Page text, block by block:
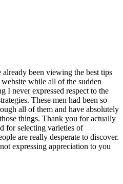
been viewing the best tips
while all of the sudden
I never expressed respect to the
These men had been so
all of them and have absolutely
things. Thank you for actually
for selecting varieties of
are really desperate to discover.
expressing appreciation to you